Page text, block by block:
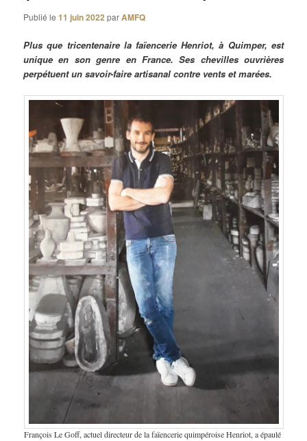
Publié le11 juin 2022 parAMFQ
Plus que tricentenaire la faïencerie Henriot, à Quimper, est
unique en son genre en France. Ses chevilles ouvrières
perpétuent un savoir-faire artisanal contre vents et marées.
François Le Goff, actuel directeur de la faïencerie quimpéroise Henriot, a épaulé